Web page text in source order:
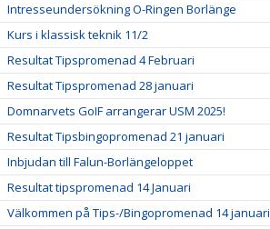
Intresseundersökning O-Ringen Borlänge
Kurs i klassisk teknik 11/2
Resultat Tipspromenad 4 Februari
Resultat Tipspromenad 28 januari
Domnarvets GoIF arrangerar USM 2025!
Resultat Tipsbingopromenad 21 januari
Inbjudan till Falun-Borlängeloppet
Resultat tipspromenad 14 Januari
Välkommen på Tips-/Bingopromenad 14 januari